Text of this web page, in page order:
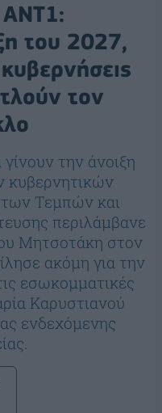
ΑΝΤ1:
του 2027,
τον
την άνοιξη
κυβερνητικών
Τεμπών και
περιλάμβανε
Μητσοτάκη στον
ακόμη για την
εσωκομματικές
Καρυστιανού
ενδεχόμενης